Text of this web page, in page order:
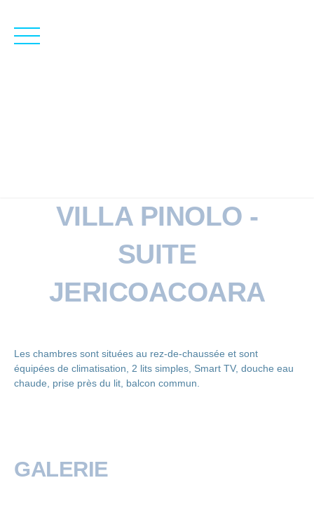
content
VILLA PINOLO -
SUITE
JERICOACOARA
Les chambres sont situées au rez-de-chaussée et sont
équipées de climatisation, 2 lits simples, Smart TV, douche eau
chaude, prise près du lit, balcon commun.
GALERIE